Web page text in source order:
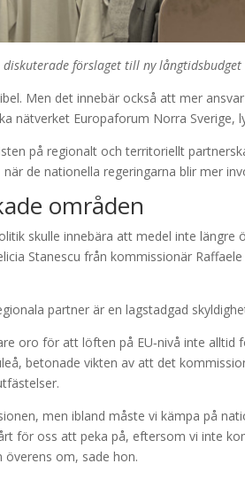
diskuterade förslaget till ny
Men det innebär också att mer
nätverket Europaforum Norra Sverige,
på regionalt och territoriellt
de nationella regeringarna blir mer
områden
skulle innebära att medel inte
Stanescu från kommissionär
partner är en lagstadgad
oro för att löften på EU‑nivå inte alltid
betonade vikten av att det
men ibland måste vi kämpa på
för oss att peka på, eftersom vi inte
överens om, sade hon.